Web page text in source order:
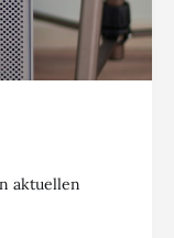
aktuellen